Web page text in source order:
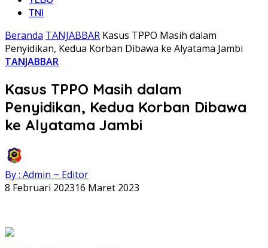
TNI
Beranda TANJABBAR Kasus TPPO Masih dalam
Penyidikan, Kedua Korban Dibawa ke Alyatama Jambi
TANJABBAR
Kasus TPPO Masih dalam
Penyidikan, Kedua Korban Dibawa
ke Alyatama Jambi
By : Admin ~ Editor
8 Februari 202316 Maret 2023